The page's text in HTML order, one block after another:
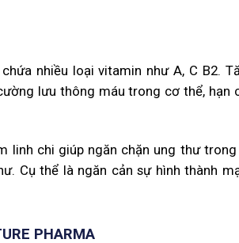
nhiều loại vitamin như A, C B2.
lưu thông máu trong cơ thể, hạn
linh chi giúp ngăn chặn ung thư
Cụ thể là ngăn cản sự hình thành
PHARMA